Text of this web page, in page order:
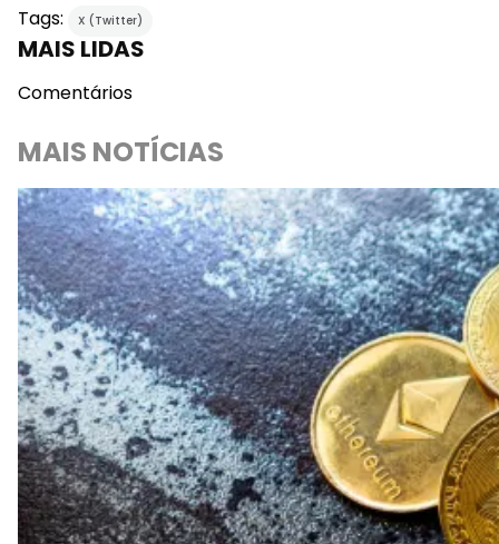
Tags: X (Twitter)
MAIS LIDAS
Comentários
MAIS NOTÍCIAS